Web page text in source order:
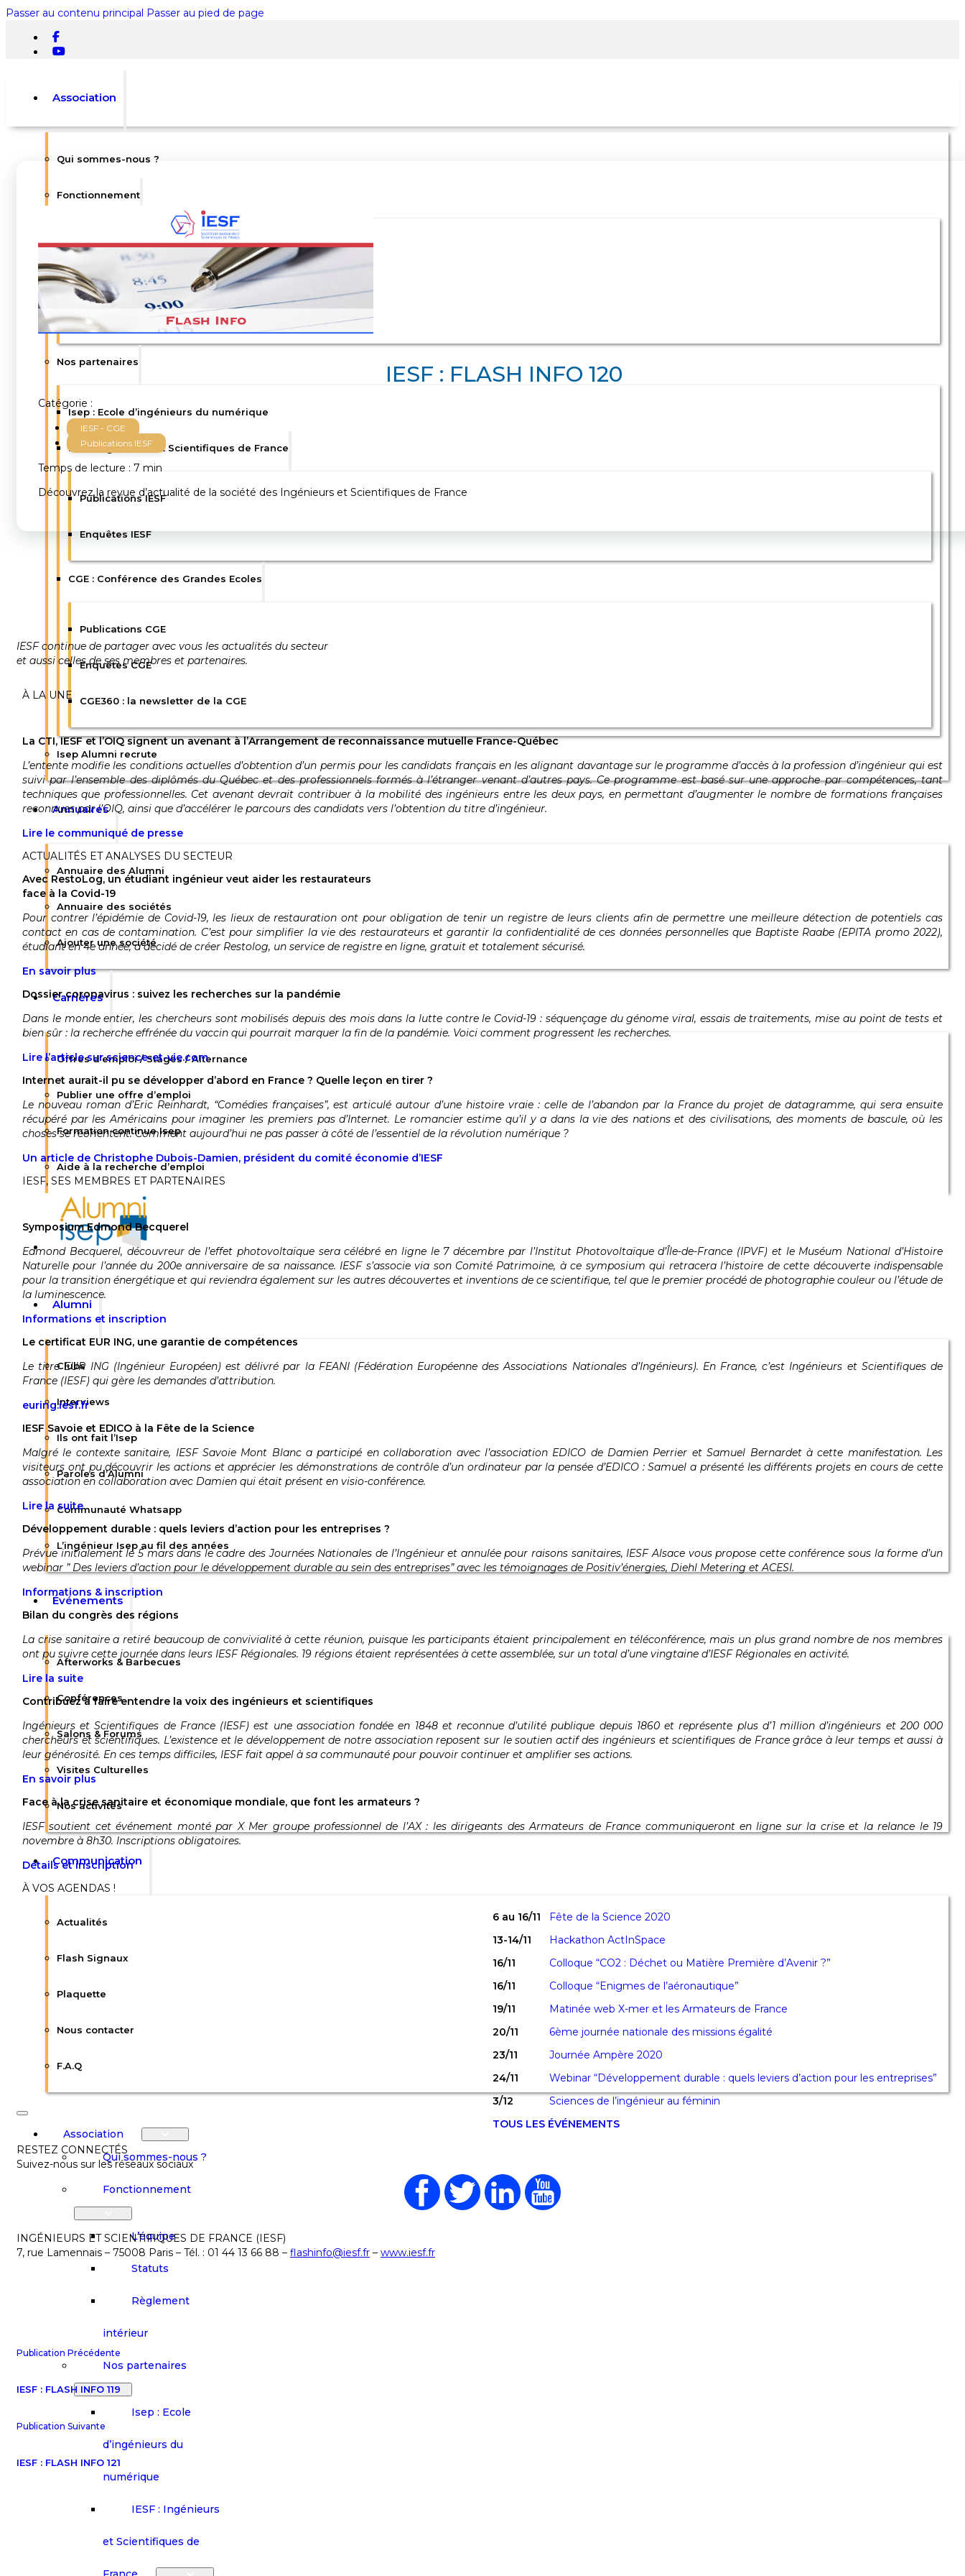
Passer au contenu principal Passer au pied de page
Rechercher sur le site
Rechercher
Votre panier est vide.
Association
Qui sommes-nous ?
Fonctionnement
L’équipe
Statuts
Règlement intérieur
Nos partenaires
Isep : Ecole d’ingénieurs du numérique
IESF : Ingénieurs et Scientifiques de France
Publications IESF
Enquêtes IESF
CGE : Conférence des Grandes Ecoles
Publications CGE
Enquêtes CGE
CGE360 : la newsletter de la CGE
Isep Alumni recrute
Annuaires
Annuaire des Alumni
Annuaire des sociétés
Ajouter une société
Carrières
Offres d’emploi / Stages / Alternance
Publier une offre d’emploi
Formation continue Isep
Aide à la recherche d’emploi
Alumni
Clubs
Interviews
Ils ont fait l’Isep
Paroles d’Alumni
Communauté Whatsapp
L’ingénieur Isep au fil des années
Événements
Afterworks & Barbecues
Conférences
Salons & Forums
Visites Culturelles
Nos activités
Communication
Actualités
Flash Signaux
Plaquette
Nous contacter
F.A.Q
Association
Qui sommes-nous ?
Fonctionnement
L’équipe
Statuts
Règlement
intérieur
Nos partenaires
Isep : Ecole
d’ingénieurs du
numérique
IESF : Ingénieurs
et Scientifiques de
IESF : FLASH INFO 120
Catégorie :
IESF - CGE
Publications IESF
Temps de lecture : 7 min
Découvrez la revue d’actualité de la société des Ingénieurs et Scientifiques de France
IESF continue de partager avec vous les actualités du secteur
et aussi celles de ses membres et partenaires.
À LA UNE
La CTI, IESF et l’OIQ signent un avenant à l’Arrangement de reconnaissance mutuelle France-Québec
L’entente modifie les conditions actuelles d’obtention d’un permis pour les candidats français en les alignant davantage sur le programme d’accès à la profession d’ingénieur qui est
suivi par l’ensemble des diplômés du Québec et des professionnels formés à l’étranger venant d’autres pays. Ce programme est basé sur une approche par compétences, tant
techniques que professionnelles. Cet avenant devrait contribuer à la mobilité des ingénieurs entre les deux pays, en permettant d’augmenter le nombre de formations françaises
reconnues par l’OIQ, ainsi que d’accélérer le parcours des candidats vers l’obtention du titre d’ingénieur.
Lire le communiqué de presse
ACTUALITÉS ET ANALYSES DU SECTEUR
Avec RestoLog, un étudiant ingénieur veut aider les restaurateurs
face à la Covid-19
Pour contrer l’épidémie de Covid-19, les lieux de restauration ont pour obligation de tenir un registre de leurs clients afin de permettre une meilleure détection de potentiels cas
contact en cas de contamination. C’est pour simplifier la vie des restaurateurs et garantir la confidentialité de ces données personnelles que Baptiste Raabe (EPITA promo 2022),
étudiant en 4e année, a décidé de créer Restolog, un service de registre en ligne, gratuit et totalement sécurisé.
En savoir plus
Dossier coronavirus : suivez les recherches sur la pandémie
Dans le monde entier, les chercheurs sont mobilisés depuis des mois dans la lutte contre le Covid-19 : séquençage du génome viral, essais de traitements, mise au point de tests et
bien sûr : la recherche effrénée du vaccin qui pourrait marquer la fin de la pandémie. Voici comment progressent les recherches.
Lire l’article sur science-et-vie.com
Internet aurait-il pu se développer d’abord en France ? Quelle leçon en tirer ?
Le nouveau roman d’Eric Reinhardt, “Comédies françaises”, est articulé autour d’une histoire vraie : celle de l’abandon par la France du projet de datagramme, qui sera ensuite
récupéré par les Américains pour imaginer les premiers pas d’Internet. Le romancier estime qu’il y a dans la vie des nations et des civilisations, des moments de bascule, où les
choses se réorientent. Comment aujourd’hui ne pas passer à côté de l’essentiel de la révolution numérique ?
Un article de Christophe Dubois-Damien, président du comité économie d’IESF
IESF, SES MEMBRES ET PARTENAIRES
Symposium Edmond Becquerel
Edmond Becquerel, découvreur de l’effet photovoltaïque sera célébré en ligne le 7 décembre par l’Institut Photovoltaïque d’Île-de-France (IPVF) et le Muséum National d’Histoire
Naturelle pour l’année du 200e anniversaire de sa naissance. IESF s’associe via son Comité Patrimoine, à ce symposium qui retracera l’histoire de cette découverte indispensable
pour la transition énergétique et qui reviendra également sur les autres découvertes et inventions de ce scientifique, tel que le premier procédé de photographie couleur ou l’étude de
la luminescence.
Informations et inscription
Le certificat EUR ING, une garantie de compétences
Le titre EUR ING (Ingénieur Européen) est délivré par la FEANI (Fédération Européenne des Associations Nationales d’Ingénieurs). En France, c’est Ingénieurs et Scientifiques de
France (IESF) qui gère les demandes d’attribution.
euring.iesf.fr
IESF Savoie et EDICO à la Fête de la Science
Malgré le contexte sanitaire, IESF Savoie Mont Blanc a participé en collaboration avec l’association EDICO de Damien Perrier et Samuel Bernardet à cette manifestation. Les
visiteurs ont pu découvrir les actions et apprécier les démonstrations de contrôle d’un ordinateur par la pensée d’EDICO :Samuel a présenté les différents projets en cours de cette
association en collaboration avec Damien qui était présent en visio-conférence.
Lire la suite
Développement durable : quels leviers d’action pour les entreprises ?
Prévue initialement le 5 mars dans le cadre des Journées Nationales de l’Ingénieur et annulée pour raisons sanitaires, IESF Alsace vous propose cette conférence sous la forme d’un
webinar ” Des leviers d’action pour le développement durable au sein des entreprises” avec les témoignages de Positiv’énergies, Diehl Metering et ACESI.
Informations & inscription
Bilan du congrès des régions
La crise sanitaire a retiré beaucoup de convivialité à cette réunion, puisque les participants étaient principalement en téléconférence, mais un plus grand nombre de nos membres
ont pu suivre cette journée dans leurs IESF Régionales. 19 régions étaient représentées à cette assemblée, sur un total d’une vingtaine d’IESF Régionales en activité.
Lire la suite
Contribuez à faire entendre la voix des ingénieurs et scientifiques
Ingénieurs et Scientifiques de France (IESF) est une association fondée en 1848 et reconnue d’utilité publique depuis 1860 et représente plus d’1 million d’ingénieurs et 200 000
chercheurs et scientifiques. L’existence et le développement de notre association reposent sur le soutien actif des ingénieurs et scientifiques de France grâce à leur temps et aussi à
leur générosité. En ces temps difficiles, IESF fait appel à sa communauté pour pouvoir continuer et amplifier ses actions.
En savoir plus
Face à la crise sanitaire et économique mondiale, que font les armateurs ?
IESF soutient cet événement monté par X Mer groupe professionnel de l’AX : les dirigeants des Armateurs de France communiqueront en ligne sur la crise et la relance le 19
novembre à 8h30. Inscriptions obligatoires.
Détails et inscription
À VOS AGENDAS !
6 au 16/11
Fête de la Science 2020
13-14/11
Hackathon ActInSpace
16/11
Colloque “CO2 : Déchet ou Matière Première d’Avenir ?”
16/11
Colloque “Enigmes de l’aéronautique”
19/11
Matinée web X-mer et les Armateurs de France
20/11
6ème journée nationale des missions égalité
23/11
Journée Ampère 2020
24/11
Webinar “Développement durable : quels leviers d’action pour les entreprises”
3/12
Sciences de l’ingénieur au féminin
TOUS LES ÉVÉNEMENTS
RESTEZ CONNECTÉS
Suivez-nous sur les réseaux sociaux
INGÉNIEURS ET SCIENTIFIQUES DE FRANCE (IESF)
7, rue Lamennais – 75008 Paris – Tél. : 01 44 13 66 88 – flashinfo@iesf.fr – www.iesf.fr
Publication Précédente
IESF : FLASH INFO 119
Publication Suivante
IESF : FLASH INFO 121